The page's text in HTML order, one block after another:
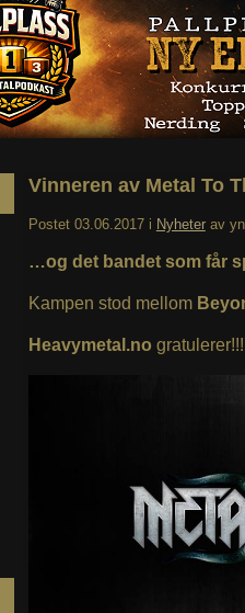
Vinneren av Metal To
Postet 03.06.2017 i Nyheter av
…og det bandet som får
Kampen stod mellom
Heavymetal.no